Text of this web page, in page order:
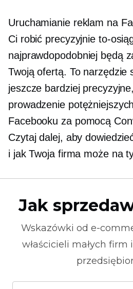
Uruchamianie reklam na
Ci robić precyzyjnie to-
najprawdopodobniej będą
Twoją ofertą. To narzędzie
jeszcze bardziej
prowadzenie
Facebooku za pomocą
Czytaj dalej, aby
i jak Twoja firma może na
Jak
Wskazówki od e-
właścicieli małych